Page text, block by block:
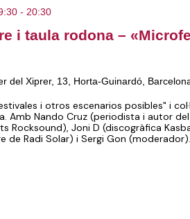
i taula rodona –
- 20:30
del Xiprer, 13, Horta-Guinardó,
i otros escenarios posibles" i
Amb Nando Cruz (periodista i autor
Rocksound), Joni D (discogràfica
de Radi Solar) i Sergi Gon (moderador).